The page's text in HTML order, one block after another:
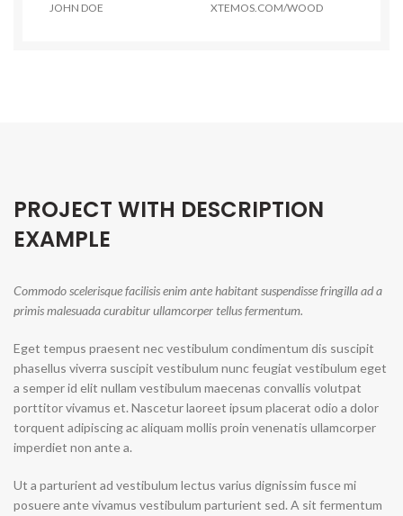
JOHN DOE XTEMOS.COM/WOOD
PROJECT WITH DESCRIPTION
EXAMPLE
Commodo scelerisque facilisis enim ante habitant suspendisse fringilla ad a
primis malesuada curabitur ullamcorper tellus fermentum.
Eget tempus praesent nec vestibulum condimentum dis suscipit
phasellus viverra suscipit vestibulum nunc feugiat vestibulum eget
a semper id elit nullam vestibulum maecenas convallis volutpat
porttitor vivamus et. Nascetur laoreet ipsum placerat odio a dolor
torquent adipiscing ac aliquam mollis proin venenatis ullamcorper
imperdiet non ante a.
Ut a parturient ad vestibulum lectus varius dignissim fusce mi
posuere ante vivamus vestibulum parturient sed. A sit fermentum